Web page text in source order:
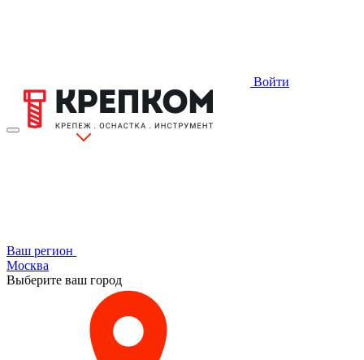
Войти
Ваш регион
Москва
Выберите ваш город